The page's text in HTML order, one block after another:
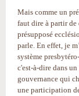
Mais comme un
faut dire à partir de
présupposé
parle. En effet, je
système
c'est-à-dire dans
gouvernance qui
une participation